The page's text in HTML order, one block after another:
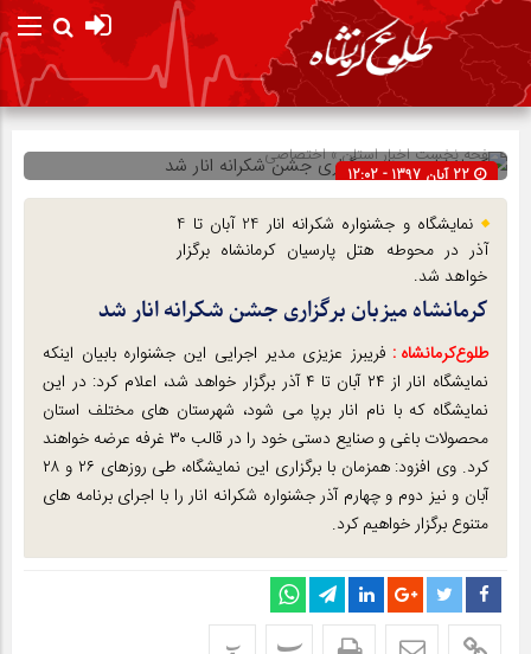
صفحه نخستاخبار استان»اختصاصی
22 آبان 1397 - 12:02
شناسه : 11290
نمایشگاه و جشنواره شکرانه انار 24 آبان تا 4
آذر در محوطه هتل پارسیان کرمانشاه برگزار
خواهد شد.
کرمانشاه میزبان برگزاری جشن شکرانه انار شد
طلوع‌‌کرمانشاه : فریبرز عزیزی مدیر اجرایی این جشنواره بابیان اینکه
نمایشگاه انار از ۲۴ آبان تا ۴ آذر برگزار خواهد شد، اعلام کرد: در این
نمایشگاه که با نام انار برپا می شود، شهرستان های مختلف استان
محصولات باغی و صنایع دستی خود را در قالب ۳۰ غرفه عرضه خواهند
کرد. وی افزود: همزمان با برگزاری این نمایشگاه، طی روزهای ۲۶ و ۲۸
آبان و نیز دوم و چهارم آذر جشنواره شکرانه انار را با اجرای برنامه های
متنوع برگزار خواهیم کرد.